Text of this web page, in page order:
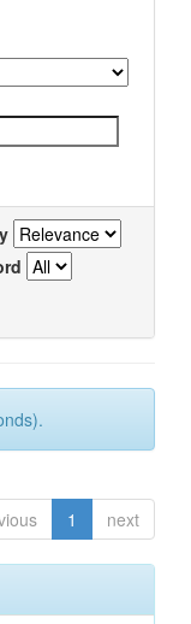
1 next